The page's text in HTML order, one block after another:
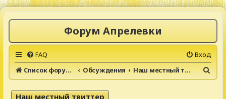
Форум Апрелевки
FAQ
Вход
Список форумов
Обсуждения Наш местный твиттер
о
Наш местный твиттер